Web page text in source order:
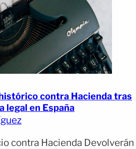
contra Hacienda tras
legal en España
contra Hacienda Devolverán